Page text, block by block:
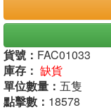
貨號： FAC01033
庫存： 缺貨
單位數量： 五隻
點擊數： 18578